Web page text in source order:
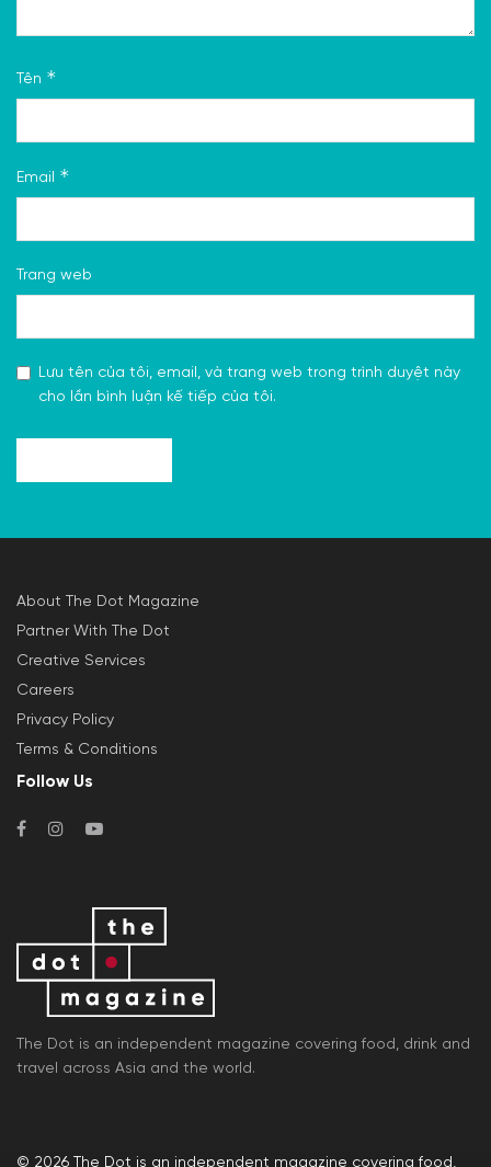
Tên *
Email *
Trang web
Lưu tên của tôi, email, và trang web trong trình duyệt này
cho lần bình luận kế tiếp của tôi.
About The Dot Magazine
Partner With The Dot
Creative Services
Careers
Privacy Policy
Terms & Conditions
Follow Us
The Dot is an independent magazine covering food, drink and
travel across Asia and the world.
© 2026 The Dot is an independent magazine covering food,